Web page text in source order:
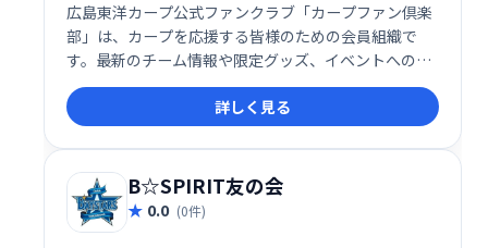
広島東洋カープ公式ファンクラブ「カープファン倶楽
部」は、カープを応援する皆様のための会員組織で
す。最新のチーム情報や限定グッズ、イベントへの参
加など、カープファンの皆様を様々な形でサポートし
ます。 充実の特典で、カープをもっと身近に感じ、熱
く応援できる環境を提供します。
詳しく見る
B☆SPIRIT友の会
0.0 (0件)